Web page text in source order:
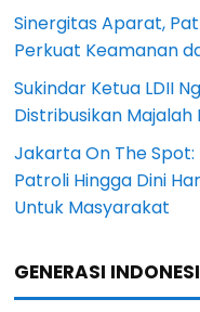
Sinergitas Aparat,
Perkuat Keamanan
Sukindar Ketua LDII
Distribusikan Majalah
Jakarta On The
Patroli Hingga Dini
Untuk Masyarakat
GENERASI